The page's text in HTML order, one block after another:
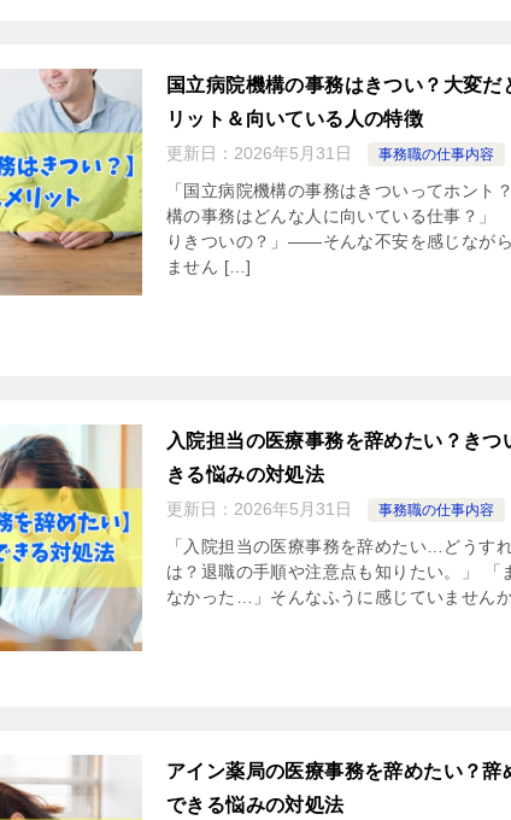
国立病院機構の事務はきつい？大変
リット＆向いている人の特徴
更新日： 2026年5月31日 事務職の仕事内容
「国立病院機構の事務はきついってホント
構の事務はどんな人に向いている仕事？」
りきついの？」——そんな不安を感じなが
ません […]
入院担当の医療事務を辞めたい？き
きる悩みの対処法
更新日： 2026年5月31日 事務職の仕事内容
「入院担当の医療事務を辞めたい…どうす
は？退職の手順や注意点も知りたい。」
なかった…」そんなふうに感じていません
アイン薬局の医療事務を辞めたい？
できる悩みの対処法